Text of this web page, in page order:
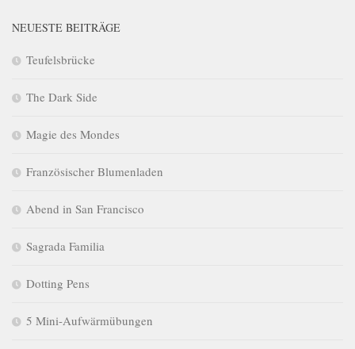
NEUESTE BEITRÄGE
Teufelsbrücke
The Dark Side
Magie des Mondes
Französischer Blumenladen
Abend in San Francisco
Sagrada Familia
Dotting Pens
5 Mini-Aufwärmübungen